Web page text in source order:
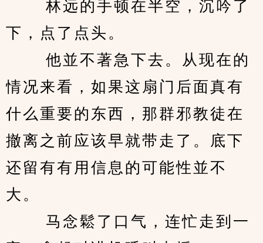
林远的手顿在半空，沉吟了
下，点了点头。
他並不著急下去。从现在的
情况来看，如果这扇门后面真有
什么重要的东西，那群邪教徒在
撤离之前应该早就带走了。底下
还留有有用信息的可能性並不
大。
马念鬆了口气，连忙走到一